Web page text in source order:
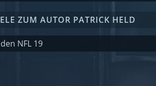
ZUM AUTOR PATRICK HELD
NFL 19